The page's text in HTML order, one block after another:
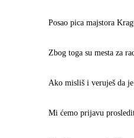
Posao pica majstora
Zbog toga su mesta za
Ako misliš i veruješ da je
Mi ćemo prijavu